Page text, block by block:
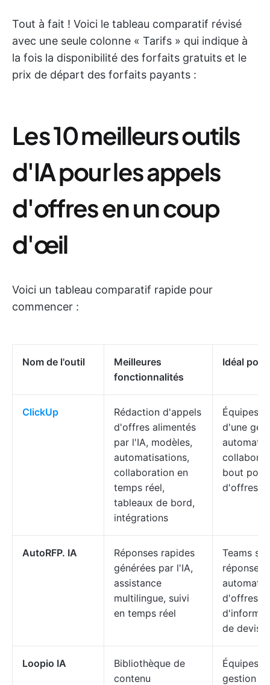
Tout à fait ! Voici le tableau comparatif révisé
avec une seule colonne « Tarifs » qui indique à
la fois la disponibilité des forfaits gratuits et le
prix de départ des forfaits payants :
Les 10 meilleurs outils
d'IA pour les appels
d'offres en un coup
d'œil
Voici un tableau comparatif rapide pour
commencer :
Nom de l'outil
Meilleures
fonctionnalités
Idéal pour
ClickUp
Rédaction d'appels
d'offres alimentés
par l'IA, modèles,
automatisations,
collaboration en
temps réel,
tableaux de bord,
intégrations
Équipes
d'une
bout pour
d'offres
AutoRFP. IA
Réponses rapides
générées par l'IA,
assistance
multilingue, suivi
en temps réel
Teams
réponses
d'offres/
de devis
Loopio IA
Bibliothèque de
contenu
Équipes
gestion